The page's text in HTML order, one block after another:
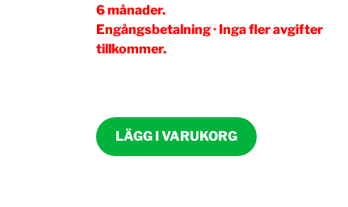
6månader.
Engångsbetalning· Inga fler avgifter
tillkommer.
LÄGG I VARUKORG